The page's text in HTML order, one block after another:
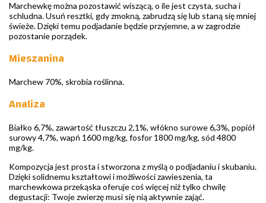
Marchewkę można pozostawić wiszącą, o ile jest czysta, sucha i
schludna. Usuń resztki, gdy zmokną, zabrudzą się lub staną się mniej
świeże. Dzięki temu podjadanie będzie przyjemne, a w zagrodzie
pozostanie porządek.
Mieszanina
Marchew 70%, skrobia roślinna.
Analiza
Białko 6,7%, zawartość tłuszczu 2,1%, włókno surowe 6,3%, popiół
surowy 4,7%, wapń 1600 mg/kg, fosfor 1800 mg/kg, sód 4800
mg/kg.
Kompozycja jest prosta i stworzona z myślą o podjadaniu i skubaniu.
Dzięki solidnemu kształtowi i możliwości zawieszenia, ta
marchewkowa przekąska oferuje coś więcej niż tylko chwilę
degustacji: Twoje zwierzę musi się nią aktywnie zająć.